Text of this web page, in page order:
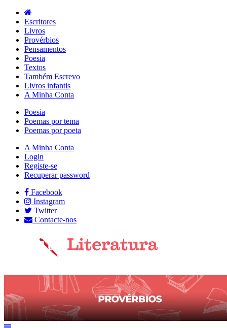
Escritores
Livros
Provérbios
Pensamentos
Poesia
Textos
Também Escrevo
Livros infantis
A Minha Conta
Poesia
Poemas por tema
Poemas por poeta
A Minha Conta
Login
Registe-se
Recuperar password
Facebook
Instagram
Twitter
Contacte-nos